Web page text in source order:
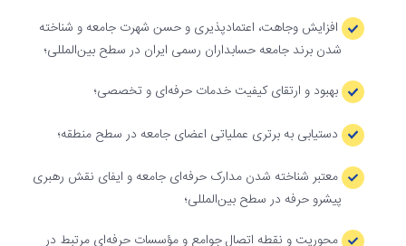
افزایش وجاهت، اعتمادپذیری و حسن شهرت جامعه و شناخته
شدن برند جامعه حسابداران رسمی ایران در سطح بین‌المللی؛
بهبود و ارتقای کیفیت خدمات حرفه‌ای و تخصصی؛
دستیابی به برتری عملیاتی اعضای جامعه در سطح منطقه؛
معتبر شناخته شدن مدارک حرفه‌ای جامعه و ایفای نقش رهبری
پیشرو حرفه در سطح بین‌المللی؛
محوریت و نقطه اتصال جوامع و مؤسسات حرفه‌ای مرتبط در